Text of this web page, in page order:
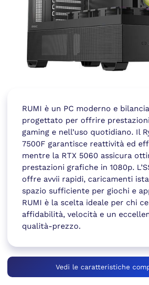
RUMI è un PC moderno e
progettato per offrire
gaming e nell’uso quotidiano. Il
7500F garantisce reattività ed
mentre la RTX 5060 assicura
prestazioni grafiche in 1080p.
offre avvii rapidi, caricamenti
spazio sufficiente per giochi e
RUMI è la scelta ideale per chi
affidabilità, velocità e un
qualità-prezzo.
Vedi le caratteristiche